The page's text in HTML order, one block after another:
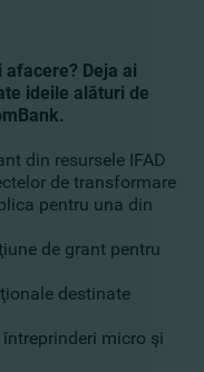
Deja ai
ideile alături de
din resursele IFAD
de transformare
pentru una din
de grant pentru
destinate
micro şi